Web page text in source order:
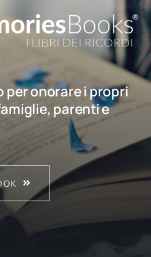
per onorare i propri
parenti e